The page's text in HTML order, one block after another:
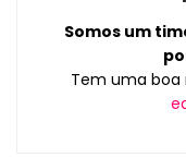
Somos um
Tem uma boa